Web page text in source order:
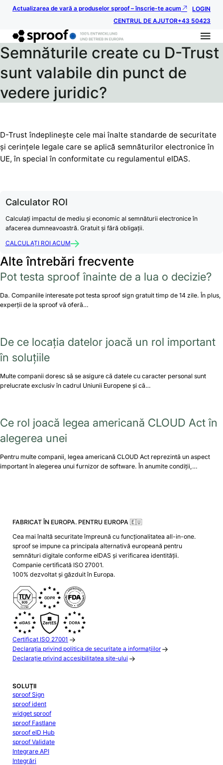
Actualizarea de vară a produselor sproof – înscrie-te acum
LOGIN
CENTRUL DE AJUTOR+43 50423
Semnăturile create cu D-Trust
sunt valabile din punct de
vedere juridic?
D-Trust îndeplinește cele mai înalte standarde de securitate
și cerințele legale care se aplică semnăturilor electronice în
UE, în special în conformitate cu regulamentul eIDAS.
Calculator ROI
Calculați impactul de mediu și economic al semnăturii electronice în
afacerea dumneavoastră. Gratuit și fără obligații.
CALCULAȚI ROI ACUM
Alte întrebări frecvente
Pot testa sproof înainte de a lua o decizie?
Da. Companiile interesate pot testa sproof sign gratuit timp de 14 zile. În plus,
experții de la sproof vă oferă…
De ce locația datelor joacă un rol important
în soluțiile
Multe companii doresc să se asigure că datele cu caracter personal sunt
prelucrate exclusiv în cadrul Uniunii Europene și că…
Ce rol joacă legea americană CLOUD Act în
alegerea unei
Pentru multe companii, legea americană CLOUD Act reprezintă un aspect
important în alegerea unui furnizor de software. În anumite condiții,…
FABRICAT ÎN EUROPA. PENTRU EUROPA 🇪🇺
Cea mai înaltă securitate împreună cu funcționalitatea all-in-one.
sproof se impune ca principala alternativă europeană pentru
semnături digitale conforme eIDAS și verificarea identității.
Companie certificată ISO 27001.
100% dezvoltat și găzduit în Europa.
Certificat ISO 27001
Declarația privind politica de securitate a informațiilor
Declarație privind accesibilitatea site-ului
SOLUȚII
sproof Sign
sproof ident
widget sproof
sproof Fastlane
sproof eID Hub
sproof Validate
Integrare API
Integrări